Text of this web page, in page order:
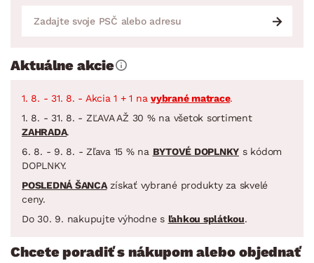
Aktuálne akcie
1. 8. - 31. 8. - Akcia 1 + 1 na vybrané matrace.
1. 8. - 31. 8. - ZĽAVA AŽ 30 % na všetok sortiment
ZAHRADA.
6. 8. - 9. 8. - Zľava 15 % na BYTOVÉ DOPLNKY s kódom
DOPLNKY.
POSLEDNÁ ŠANCAzískať vybrané produkty za skvelé
ceny.
Do 30. 9. nakupujte výhodne s ľahkou splátkou.
Chcete poradiť s nákupom alebo objednať